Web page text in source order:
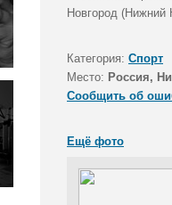
Новгород (Нижний
Категория: Спорт
Место: Россия,
Сообщить об
Ещё фото